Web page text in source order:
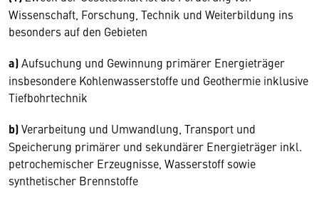
Wissenschaft, Forschung, Technik und Weiterbildung ins
besonders auf den Gebieten
a)Aufsuchung und Gewinnung primärer Energieträger
insbesondere Kohlenwasserstoffe und Geothermie inklusive
Tiefbohrtechnik
b)Verarbeitung und Umwandlung, Transport und
Speicherung primärer und sekundärer Energieträger inkl.
petrochemischer Erzeugnisse, Wasserstoff sowie
synthetischer Brennstoffe